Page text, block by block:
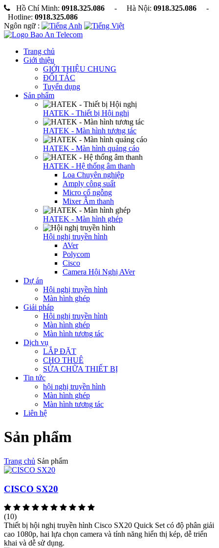
Hồ Chí Minh: 0918.325.086 - Hà Nội: 0918.325.086 -
Hotline: 0918.325.086
Ngôn ngữ :
Trang chủ
Giới thiệu
GIỚI THIỆU CHUNG
ĐỐI TÁC
Tuyển dụng
Sản phẩm
HATEK - Thiết bị Hội nghị
HATEK - Màn hình tương tác
HATEK - Màn hình quảng cáo
HATEK - Hệ thống âm thanh
Loa Chuyên nghiệp
Amply công suất
Micro cổ ngỗng
Mixer Âm thanh
HATEK - Màn hình ghép
Hội nghị truyền hình
AVer
Polycom
Cisco
Camera Hội Nghị AVer
Dự án
Hội nghị truyền hình
Màn hình ghép
Giải pháp
Hội nghị truyền hình
Màn hình ghép
Màn hình tương tác
Dịch vụ
LẮP ĐẶT
CHO THUÊ
SỬA CHỮA THIẾT BỊ
Tin tức
hội nghị truyền hình
Màn hình ghép
Màn hình tương tác
Liên hệ
Sản phẩm
Trang chủ Sản phẩm
CISCO SX20
(10)
Thiết bị hội nghị truyền hình Cisco SX20 Quick Set có độ phân giải
cao 1080p, hai lựa chọn camera và tính năng hiển thị kép, dễ triển
khai và dễ sử dụng.